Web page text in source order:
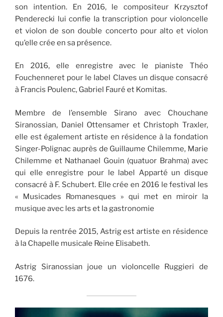
son intention. En 2016, le compositeur Krzysztof
Penderecki lui confie la transcription pour violoncelle
et violon de son double concerto pour alto et violon
qu’elle crée en sa présence.
En 2016, elle enregistre avec le pianiste Théo
Fouchenneret pour le label Claves un disque consacré
à Francis Poulenc, Gabriel Fauré et Komitas.
Membre de l’ensemble Sirano avec Chouchane
Siranossian, Daniel Ottensamer et Christoph Traxler,
elle est également artiste en résidence à la fondation
Singer-Polignac auprès de Guillaume Chilemme, Marie
Chilemme et Nathanael Gouin (quatuor Brahma) avec
qui elle enregistre pour le label Apparté un disque
consacré à F. Schubert. Elle crée en 2016 le festival les
« Musicades Romanesques » qui met en miroir la
musique avec les arts et la gastronomie
Depuis la rentrée 2015, Astrig est artiste en résidence
à la Chapelle musicale Reine Elisabeth.
Astrig Siranossian joue un violoncelle Ruggieri de
1676.